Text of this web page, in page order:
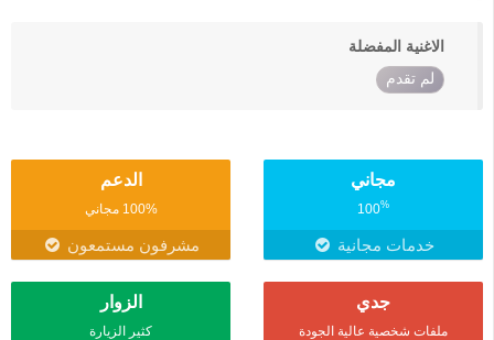
الاغنية المفضلة
لم تقدم
مجاني
100%
خدمات مجانية
الدعم
100% مجاني
مشرفون مستمعون
جدي
ملفات شخصية عالية الجودة
الزوار
كثير الزيارة